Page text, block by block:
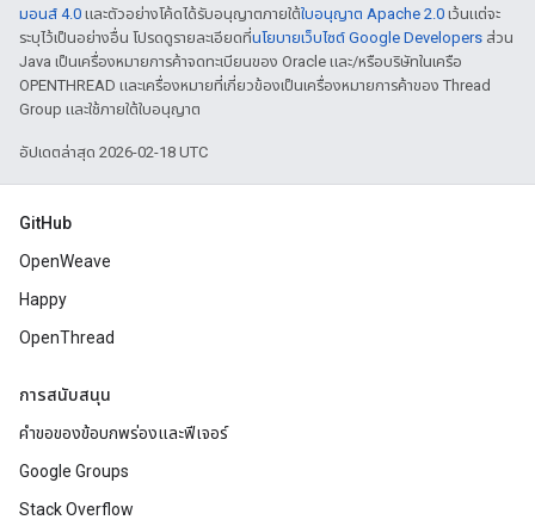
มอนส์ 4.0 และตัวอย่างโค้ดได้รับอนุญาตภายใต้ใบอนุญาต Apache 2.0 เว้นแต่จะ
ระบุไว้เป็นอย่างอื่น โปรดดูรายละเอียดที่นโยบายเว็บไซต์ Google Developers ส่วน
Java เป็นเครื่องหมายการค้าจดทะเบียนของ Oracle และ/หรือบริษัทในเครือ
OPENTHREAD และเครื่องหมายที่เกี่ยวข้องเป็นเครื่องหมายการค้าของ Thread
Group และใช้ภายใต้ใบอนุญาต
อัปเดตล่าสุด 2026-02-18 UTC
GitHub
OpenWeave
Happy
OpenThread
การสนับสนุน
คำขอของข้อบกพร่องและฟีเจอร์
Google Groups
Stack Overflow